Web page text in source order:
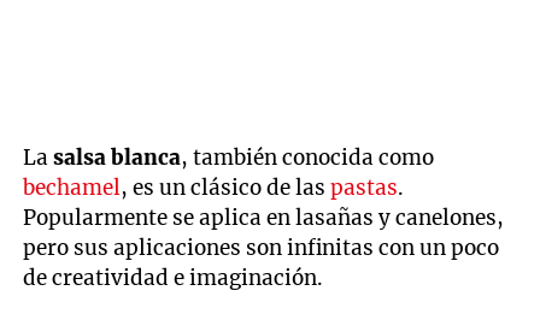
Lasalsa blanca, también conocida como
bechamel, es un clásico de laspastas.
Popularmente se aplica en lasañas y canelones,
pero sus aplicaciones son infinitas con un poco
de creatividad e imaginación.